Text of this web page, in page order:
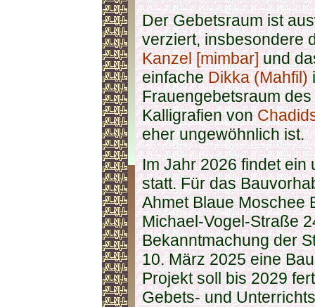
Der Gebetsraum ist
verziert, insbesondere
Kanzel [mimbar]und
einfacheDikka (Mahfil)
Frauengebetsraum
Kalligrafien von
eher ungewöhnlich ist.
Im Jahr 2026 findet ein
statt. Für das
Ahmet Blaue Moschee
Michael-Vogel-Straße
Bekanntmachung der
10. März 2025 eine
Projekt soll bis 2029
Gebets- und